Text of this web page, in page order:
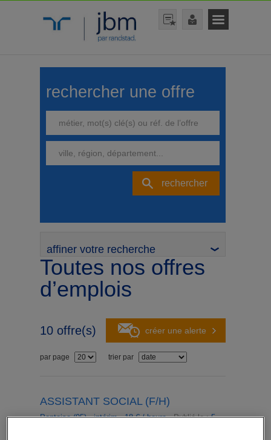
Toutes nos offres
d’emplois
10offre(s) créer une alerte
par page trier par
ASSISTANT SOCIAL (F/H)
Pontoise (95)-intérim-18 € / heure -Publié le :5
rechercher une offre
rechercher
affiner votre recherche